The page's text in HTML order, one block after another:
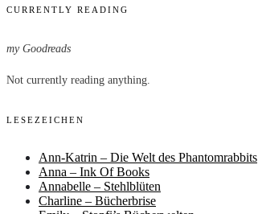
CURRENTLY READING
my Goodreads
Not currently reading anything.
LESEZEICHEN
Ann-Katrin – Die Welt des Phantomrabbits
Anna – Ink Of Books
Annabelle – Stehlblüten
Charline – Bücherbrise